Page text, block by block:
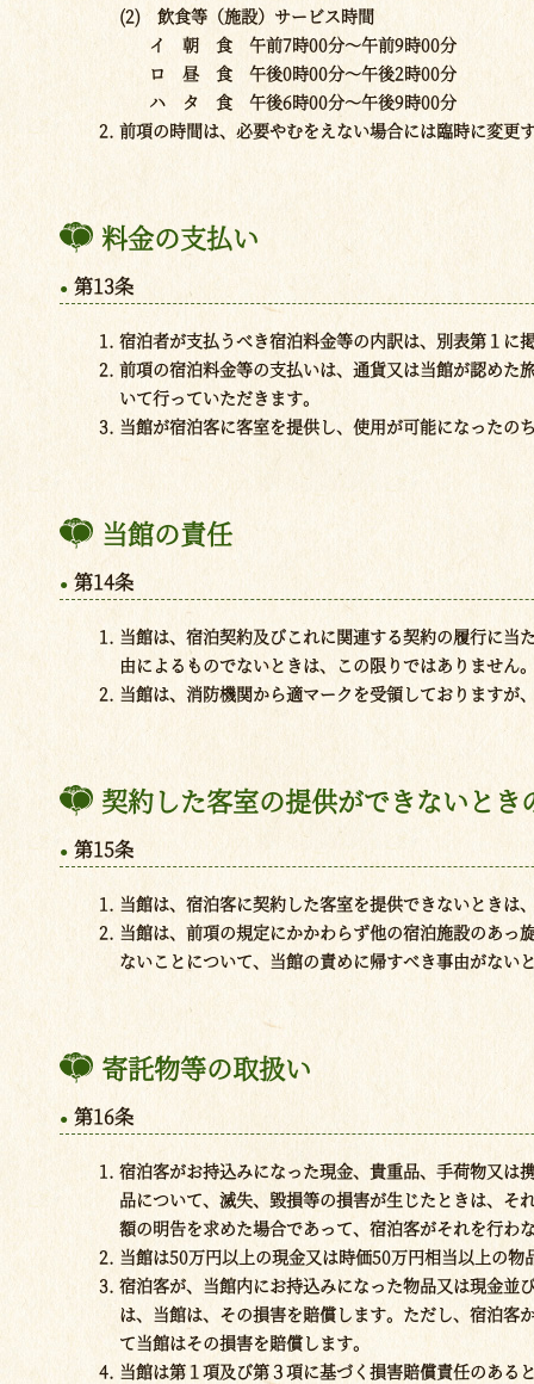
(2) 飲食等（施設）サービス時間
イ 朝 食 午前7時00分～午前9時00分
ロ 昼 食 午後0時00分～午後2時00分
ハ タ 食 午後6時00分～午後9時00分
前項の時間は、必要やむをえない場合には臨時に変更
料金の支払い
第13条
宿泊者が支払うべき宿泊料金等の内訳は、別表第１に
前項の宿泊料金等の支払いは、通貨又は当館が認めた
いて行っていただきます。
当館が宿泊客に客室を提供し、使用が可能になったの
当館の責任
第14条
当館は、宿泊契約及びこれに関連する契約の履行に
由によるものでないときは、この限りではありません
当館は、消防機関から適マークを受領しておりますが
契約した客室の提供ができないとき
第15条
当館は、宿泊客に契約した客室を提供できないとき
当館は、前項の規定にかかわらず他の宿泊施設のあ
ないことについて、当館の責めに帰すべき事由がない
寄託物等の取扱い
第16条
宿泊客がお持込みになった現金、貴重品、手荷物又は
品について、滅失、毀損等の損害が生じたときは、
額の明告を求めた場合であって、宿泊客がそれを行わ
当館は50万円以上の現金又は時価50万円相当以上の物
宿泊客が、当館内にお持込みになった物品又は現金並
は、当館は、その損害を賠償します。ただし、宿泊
て当館はその損害を賠償します。
当館は第１項及び第３項に基づく損害賠償責任のある